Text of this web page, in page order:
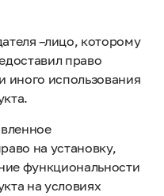
–лицо, которому
право
иного использования
на установку,
функциональности
на условиях